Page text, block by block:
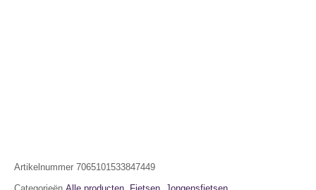
Artikelnummer 7065101533847449